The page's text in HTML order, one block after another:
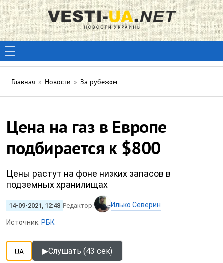
Главная » Новости » За рубежом
Цена на газ в Европе
подбирается к $800
Цены растут на фоне низких запасов в
подземных хранилищах
14-09-2021, 12:48 Редактор: Илько Северин
Источник: РБК
UA ▶Слушать (43 сек)